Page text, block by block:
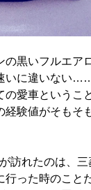
の黒いフルエア
いに違いない
の愛車というこ
経験値がそもそ
訪れたのは、
った時のこと